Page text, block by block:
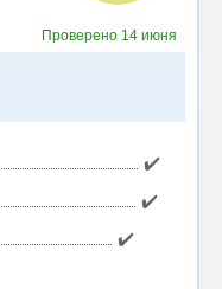
Проверено 14 июня
✔️
✔️
✔️